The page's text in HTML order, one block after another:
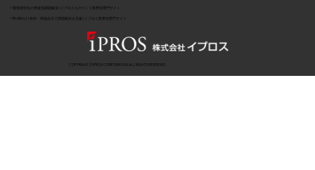
COPYRIGHT © IPROS CORPORATION ALL RIGHTS RESERVED
> 製造業特化の用途別課題解決 | イプロスものづくり業界別専門サイト
> BtoB向け | 目的・用途起点で課題解決を支援 | イプロス業界別専門サイト